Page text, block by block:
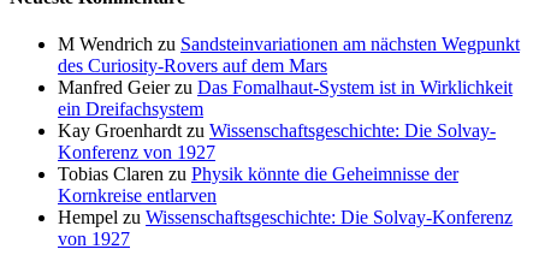
M Wendrich zu Sandsteinvariationen am nächsten Wegpunkt
des Curiosity-Rovers auf dem Mars
Manfred Geierzu Das Fomalhaut-System ist in Wirklichkeit
ein Dreifachsystem
Kay Groenhardt zu Wissenschaftsgeschichte: Die Solvay-
Konferenz von 1927
Tobias Claren zu Physik könnte die Geheimnisse der
Kornkreise entlarven
Hempel zu Wissenschaftsgeschichte: Die Solvay-Konferenz
von 1927